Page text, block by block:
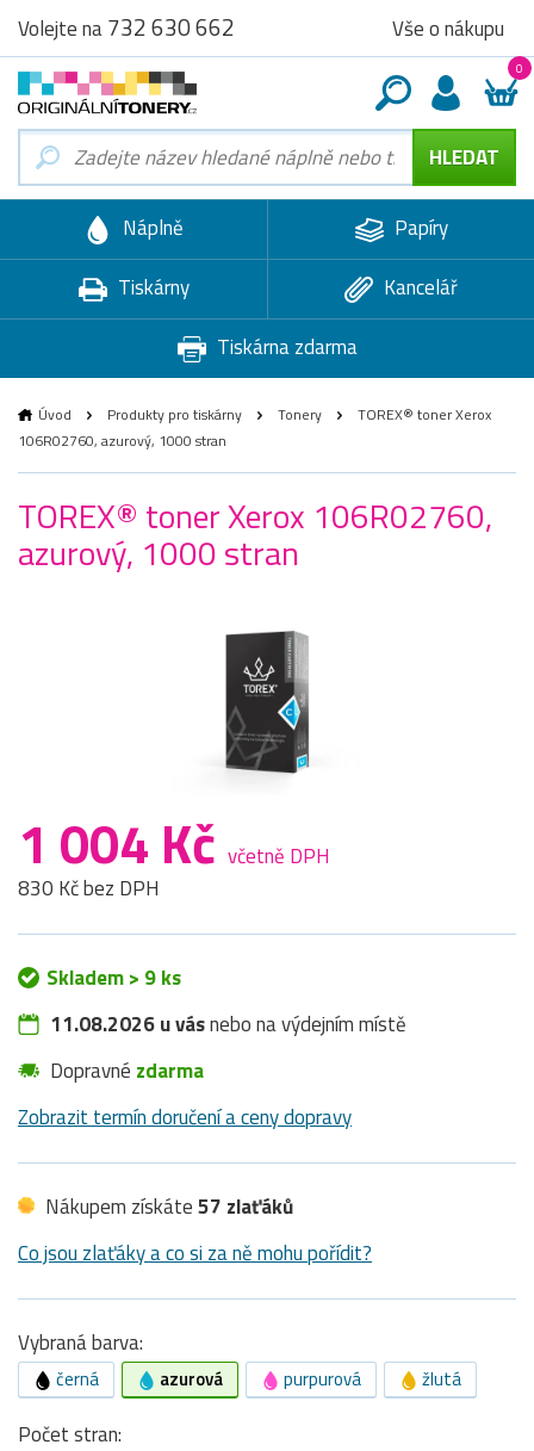
Volejte na732 630 662 Vše o nákupu
0
Náplně
Papíry
Tiskárny
Kancelář
Tiskárna zdarma
Úvod Produkty pro tiskárny Tonery
TOREX® toner Xerox
106R02760, azurový, 1000 stran
TOREX® toner Xerox 106R02760,
azurový, 1000 stran
1 004 Kč včetně DPH
830 Kč bez DPH
Skladem > 9 ks
11.08.2026 u vásnebo na výdejním místě
Dopravné zdarma
Zobrazit termín doručení a ceny dopravy
Nákupem získáte57 zlaťáků
Co jsou zlaťáky a co si za ně mohu pořídit?
Vybraná barva:
černá azurová purpurová žlutá
Počet stran: